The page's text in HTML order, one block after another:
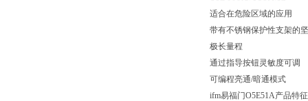
适合在危险区域的应用
带有不锈钢保护性支架的
极长量程
通过指导按钮灵敏度可调
可编程亮通/暗通模式
ifm易福门O5E51A产品特征